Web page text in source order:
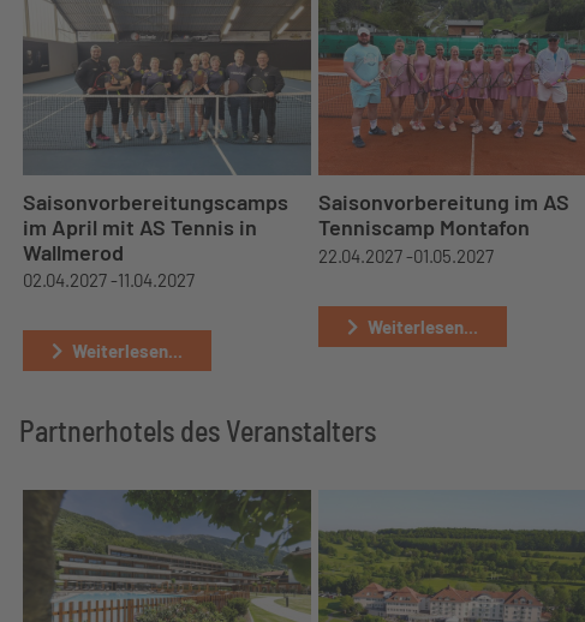
Saisonvorbereitungscamps
im April mit AS Tennis in
Wallmerod
02.04.2027 -11.04.2027
Weiterlesen...
Saisonvorbereitung im AS
Tenniscamp Montafon
22.04.2027 -01.05.2027
Weiterlesen...
Partnerhotels des Veranstalters